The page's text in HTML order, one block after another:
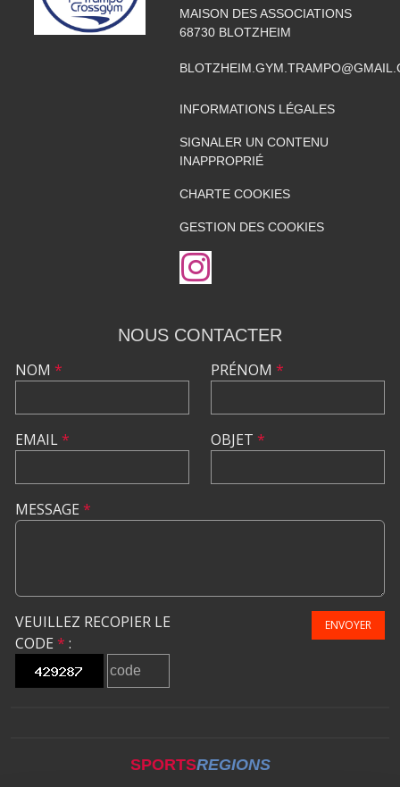
MAISON DES ASSOCIATIONS
68730 BLOTZHEIM
INFORMATIONS LÉGALES
SIGNALER UN CONTENU
INAPPROPRIÉ
CHARTE COOKIES
GESTION DES COOKIES
NOUS CONTACTER
NOM *
EMAIL*
PRÉNOM *
OBJET *
MESSAGE *
VEUILLEZ RECOPIER LE
CODE * :
ENVOYER
SPORTSREGIONS